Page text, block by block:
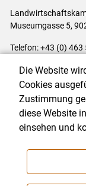
Museumgasse 5,
Telefon: +43 (0) 463
Impressum|
Cookie-Einstellungen
NEWSLETTER
Die Website
Cookies
Zustimmung
diese Website
einsehen und